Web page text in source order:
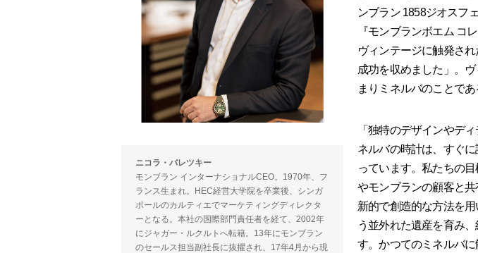
ニコラ・バレツキー
モンブラン インターナショナルCEO。1970年、フ
ランス生まれ。HEC経営大学院を卒業後、シンガ
ポールのカルティエでマーケティングディレクタ
ーとなる。本社の国際部門責任者を経て、2002年
にジャガー・ルクルトへ転籍。13年にモンブラン
のセールス担当副社長に抜擢され、17年4月から現
ンブラン 1858ジオスフ
『モンブランボエム コ
ヴィンテージに触発さ
成功を収めました」。
まりミネルバのことであ
「独特のデザインやデ
ネルバの時計は、すぐ
っています。私たちの
やモンブランの顧客と
新的で創造的な方法を
う並外れた遺産を育み
す。かつてのミネルバ